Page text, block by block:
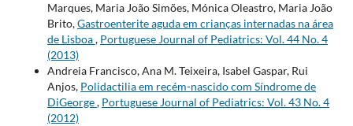
Marques, Maria João Simões, Mónica Oleastro, Maria João
Brito,Gastroenterite aguda em crianças internadas na área
de Lisboa, Portuguese Journal of Pediatrics: Vol. 44 No. 4
(2013)
Andreia Francisco, Ana M. Teixeira, Isabel Gaspar, Rui
Anjos, Polidactilia em recém-nascido com Síndrome de
DiGeorge, Portuguese Journal of Pediatrics: Vol. 43 No. 4
(2012)